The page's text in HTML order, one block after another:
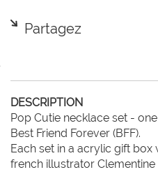
Partagez
DESCRIPTION
Pop Cutie necklace set -
Best Friend Forever (BFF).
Each set in a acrylic gift
french illustrator Clementine